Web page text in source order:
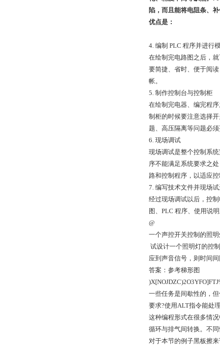
陷，而且能将电阻条、
优点是：
4. 编制 PLC 程序并进行
在绘制完电路图之后，
要简捷、省时、便于阅
帐。
5. 制作控制台与控制柜
在绘制完电器、编完程
制柜的时候要注意选择
题、高压隔离等问题必
6. 现场调试
现场调试是整个控制系
序不能满足系统要求之
路和控制程序，以适应
7. 编写技术文件并现场
经过现场调试以后，控
图、PLC 程序、使用说
@
一个声控开关控制的照
试设计一个照明灯的控
应到声音信号，则时间
答案：参考梯形图
一些任务是间歇性的，
要求?使用ALT指令能处
这种编程形式在很多情
循环与排气间转换。不
对于本节的例子黑板擦